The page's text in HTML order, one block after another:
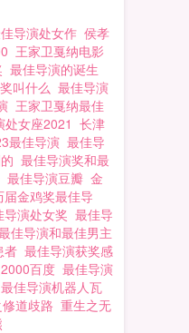
导演处女作 侯孝
王家卫戛纳电影
最佳导演的诞生
叫什么 最佳导演
王家卫戛纳最佳
处女座2021 长津
最佳导演 最佳导
最佳导演奖和最
最佳导演豆瓣 金
届金鸡奖最佳导
导演处女奖 最佳导
佳导演和最佳男主
者 最佳导演获奖感
百度 最佳导演
最佳导演机器人瓦
道歧路 重生之无